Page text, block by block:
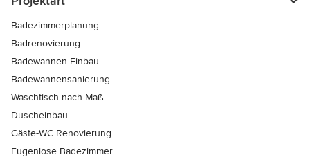
Badezimmerplanung
Badrenovierung
Badewannen-Einbau
Badewannensanierung
Waschtisch nach Maß
Duscheinbau
Gäste-WC Renovierung
Fugenlose Badezimmer